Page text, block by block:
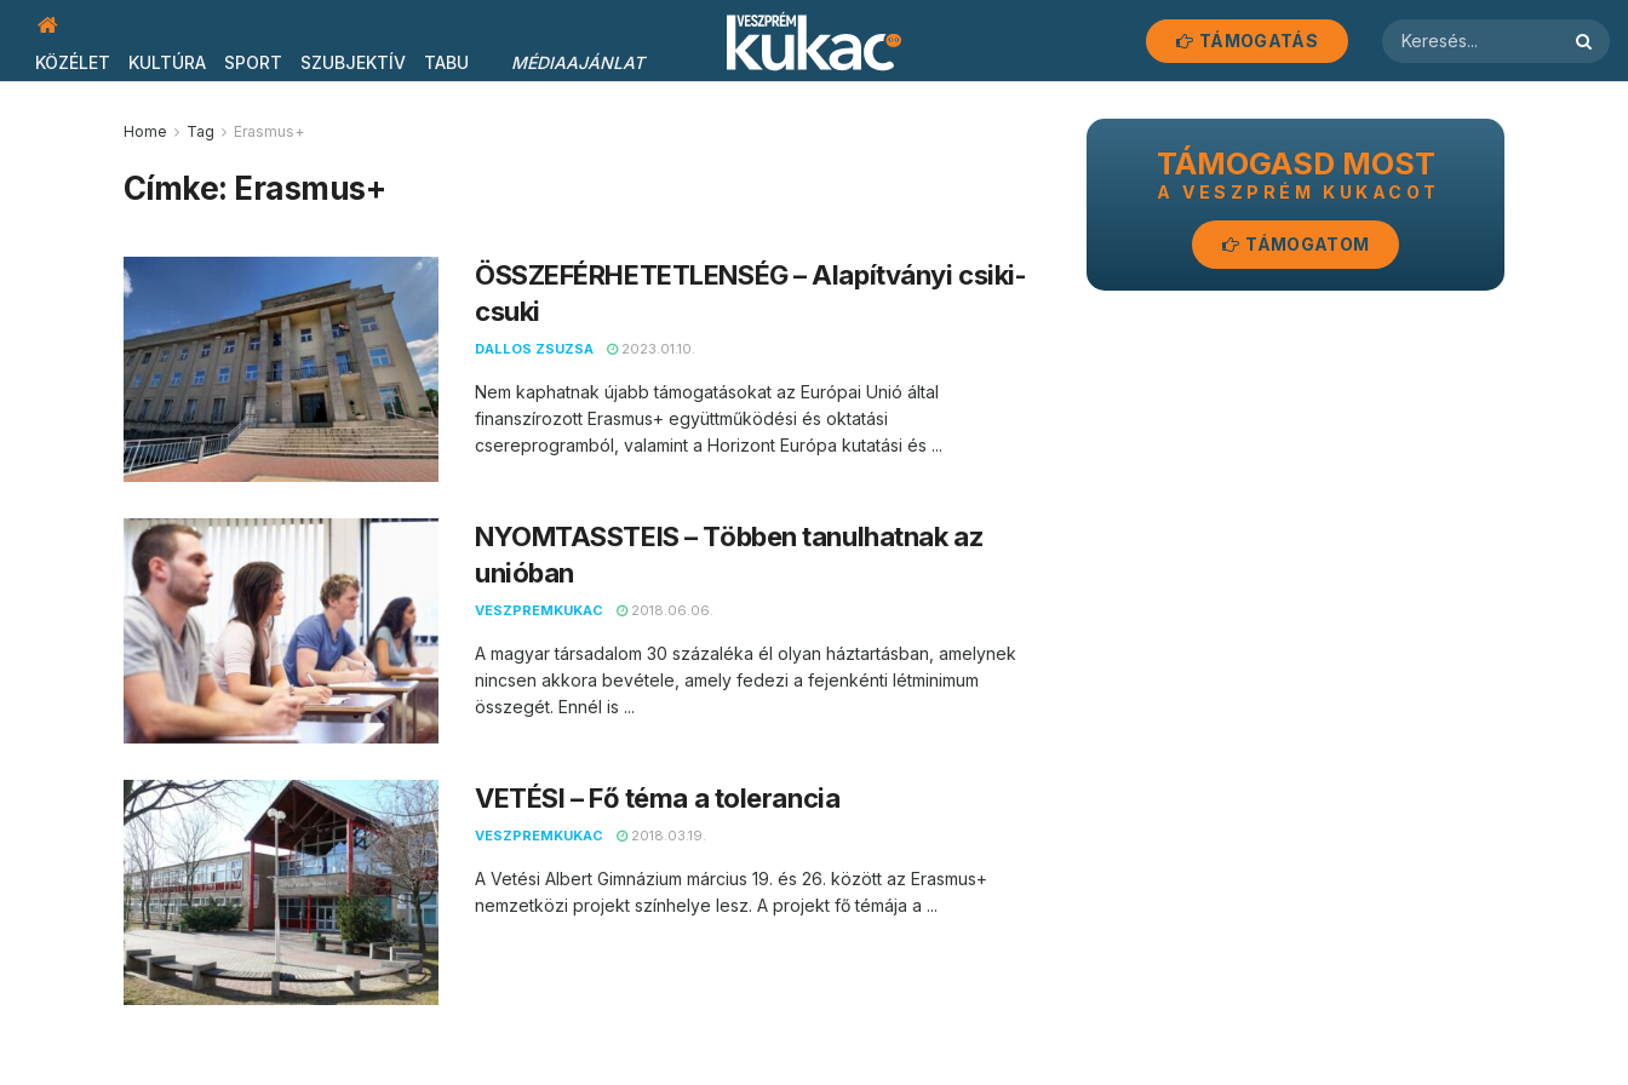
KÖZÉLET KULTÚRA SPORT SZUBJEKTÍV TABU MÉDIAAJÁNLAT
TÁMOGATÁS
Home Tag Erasmus+
Címke: Erasmus+
ÖSSZEFÉRHETETLENSÉG – Alapítványi csiki-
csuki
DALLOS ZSUZSA 2023.01.10.
Nem kaphatnak újabb támogatásokat az Európai Unió által
finanszírozott Erasmus+ együttműködési és oktatási
csereprogramból, valamint a Horizont Európa kutatási és ...
NYOMTASSTEIS – Többen tanulhatnak az
unióban
VESZPREMKUKAC 2018.06.06.
A magyar társadalom 30 százaléka él olyan háztartásban, amelynek
nincsen akkora bevétele, amely fedezi a fejenkénti létminimum
összegét. Ennél is ...
VETÉSI – Fő téma a tolerancia
VESZPREMKUKAC 2018.03.19.
A Vetési Albert Gimnázium március 19. és 26. között az Erasmus+
nemzetközi projekt színhelye lesz. A projekt fő témája a ...
TÁMOGASD MOST
A VESZPRÉM KUKACOT
TÁMOGATOM